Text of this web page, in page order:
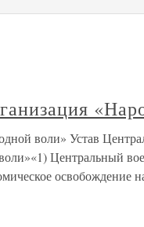
воли» Устав
Центральный
освобождение